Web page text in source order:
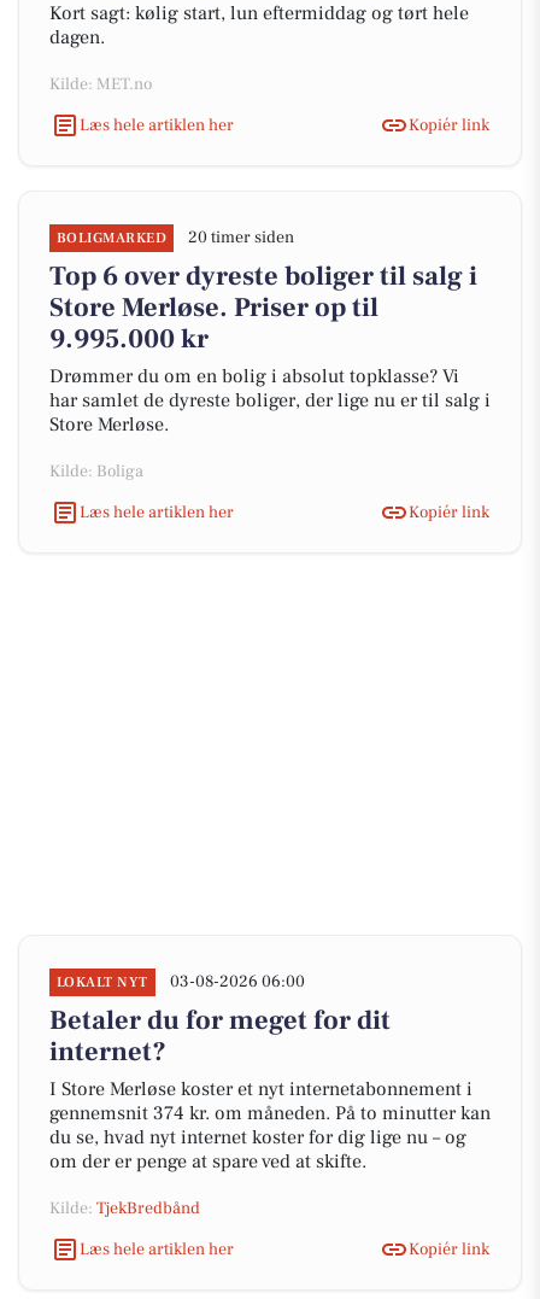
Kort sagt: kølig start, lun eftermiddag og tørt hele
dagen.
Kilde: MET.no
Læs hele artiklen her
Kopiér link
BOLIGMARKED 20 timer siden
Top 6 over dyreste boliger til salg i
Store Merløse. Priser op til
9.995.000 kr
Drømmer du om en bolig i absolut topklasse? Vi
har samlet de dyreste boliger, der lige nu er til salg i
Store Merløse.
Kilde: Boliga
Læs hele artiklen her
Kopiér link
LOKALT NYT 03-08-2026 06:00
Betaler du for meget for dit
internet?
I Store Merløse koster et nyt internetabonnement i
gennemsnit 374 kr. om måneden. På to minutter kan
du se, hvad nyt internet koster for dig lige nu – og
om der er penge at spare ved at skifte.
Kilde: TjekBredbånd
Læs hele artiklen her
Kopiér link